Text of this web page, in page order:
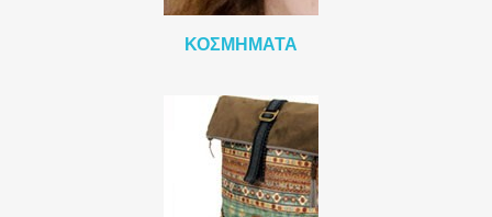
ΚΟΣΜΉΜΑΤΑ